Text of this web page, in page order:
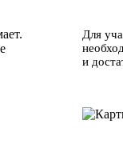
Для
и